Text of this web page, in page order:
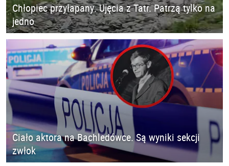
Chłopiec przyłapany. Ujęcia z Tatr. Patrzą tylko na
jedno
Ciało aktora na Bachledówce. Są wyniki sekcji
zwłok